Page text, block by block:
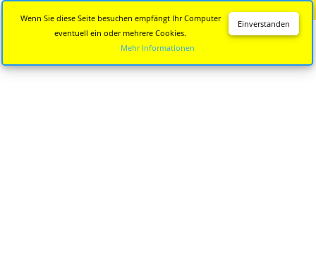
Einverstanden
Wenn Sie diese Seite besuchen empfängt Ihr Computer
eventuell ein oder mehrere Cookies.
Mehr Informationen